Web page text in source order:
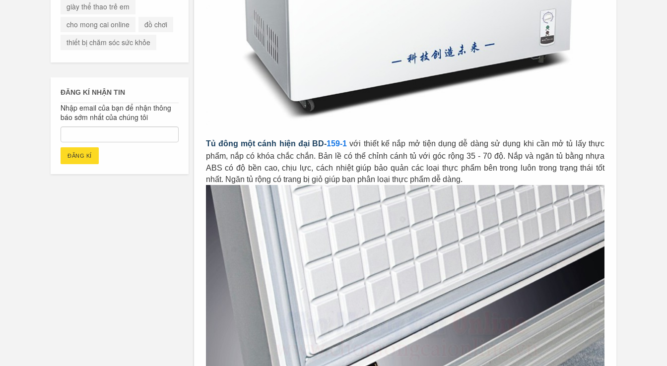
Tủ đông một cánh hiện đại BD-159-1 với thiết kế nắp mở tiện dụng dễ dàng sử dụng khi cần mở tủ lấy thực
phẩm, nắp có khóa chắc chắn. Bản lề có thể chỉnh cánh tủ với góc rộng 35 - 70 độ. Nắp và ngăn tủ bằng nhựa
ABS có độ bền cao, chịu lực, cách nhiệt giúp bảo quản các loại thực phẩm bên trong luôn trong trạng thái tốt
nhất. Ngăn tủ rộng có trang bị giỏ giúp bạn phân loại thực phẩm dễ dàng.
giày thể thao trẻ em
cho mong cai online
đồ chơi
thiết bị chăm sóc sức khỏe
ĐĂNG KÍ NHẬN TIN
Nhập email của bạn để nhận thông
báo sớm nhất của chúng tôi